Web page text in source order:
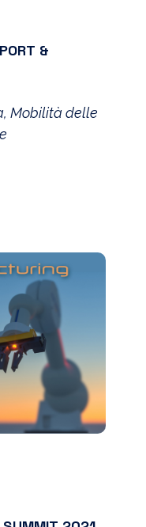
&
Mobilità delle